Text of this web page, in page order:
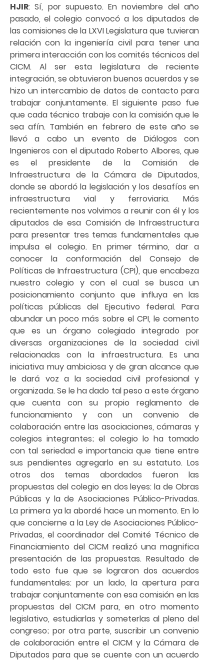
HJIR: Sí, por supuesto. En noviembre del año
pasado, el colegio convocó a los diputados de
las comisiones de la LXVI Legislatura que tuvieran
relación con la ingeniería civil para tener una
primera interacción con los comités técnicos del
CICM. Al ser esta legislatura de reciente
integración, se obtuvieron buenos acuerdos y se
hizo un intercambio de datos de contacto para
trabajar conjuntamente. El siguiente paso fue
que cada técnico trabaje con la comisión que le
sea afín. También en febrero de este año se
llevó a cabo un evento de Diálogos con
Ingenieros con el diputado Roberto Albores, que
es el presidente de la Comisión de
Infraestructura de la Cámara de Diputados,
donde se abordó la legislación y los desafíos en
infraestructura vial y ferroviaria. Más
recientemente nos volvimos a reunir con él y los
diputados de esa Comisión de Infraestructura
para presentar tres temas fundamentales que
impulsa el colegio. En primer término, dar a
conocer la conformación del Consejo de
Políticas de Infraestructura (CPI), que encabeza
nuestro colegio y con el cual se busca un
posicionamiento conjunto que influya en las
políticas públicas del Ejecutivo federal. Para
abundar un poco más sobre el CPI, le comento
que es un órgano colegiado integrado por
diversas organizaciones de la sociedad civil
relacionadas con la infraestructura. Es una
iniciativa muy ambiciosa y de gran alcance que
le dará voz a la sociedad civil profesional y
organizada. Se le ha dado tal peso a este órgano
que cuenta con su propio reglamento de
funcionamiento y con un convenio de
colaboración entre las asociaciones, cámaras y
colegios integrantes; el colegio lo ha tomado
con tal seriedad e importancia que tiene entre
sus pendientes agregarlo en su estatuto. Los
otros dos temas abordados fueron las
propuestas del colegio en dos leyes: la de Obras
Públicas y la de Asociaciones Público-Privadas.
La primera ya la abordé hace un momento. En lo
que concierne a la Ley de Asociaciones Público-
Privadas, el coordinador del Comité Técnico de
Financiamiento del CICM realizó una magnifica
presentación de las propuestas. Resultado de
todo esto fue que se lograron dos acuerdos
fundamentales: por un lado, la apertura para
trabajar conjuntamente con esa comisión en las
propuestas del CICM para, en otro momento
legislativo, estudiarlas y someterlas al pleno del
congreso; por otra parte, suscribir un convenio
de colaboración entre el CICM y la Cámara de
Diputados para que se cuente con un acuerdo